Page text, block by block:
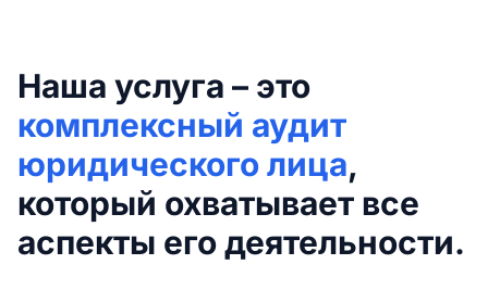
Наша услуга – это
комплексный аудит
юридического лица,
который охватывает все
аспекты его деятельности.